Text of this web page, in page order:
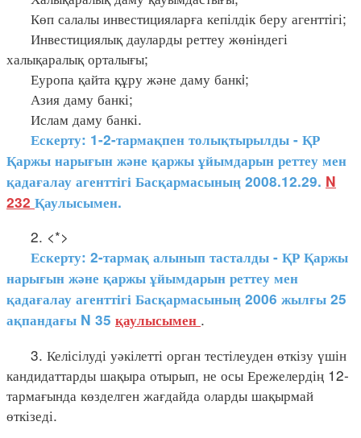
Көп салалы инвестицияларға кепілдік беру агенттігі;
Инвестициялық дауларды реттеу жөніндегі
халықаралық орталығы;
Еуропа қайта құру және даму банкi;
Азия даму банкі;
Ислам даму банкі.
Ескерту: 1-2-тармақпен толықтырылды - ҚР
Қаржы нарығын және қаржы ұйымдарын реттеу мен
қадағалау агенттігі Басқармасының 2008.12.29. N
232 Қаулысымен.
2. <*>
Ескерту: 2-тармақ алынып тасталды - ҚР Қаржы
нарығын және қаржы ұйымдарын реттеу мен
қадағалау агенттігі Басқармасының 2006 жылғы 25
ақпандағы N 35 қаулысымен .
3. Келісілуді уәкілетті орган тестілеуден өткізу үшін
кандидаттарды шақыра отырып, не осы Ережелердің 12-
тармағында көзделген жағдайда оларды шақырмай
өткізеді.